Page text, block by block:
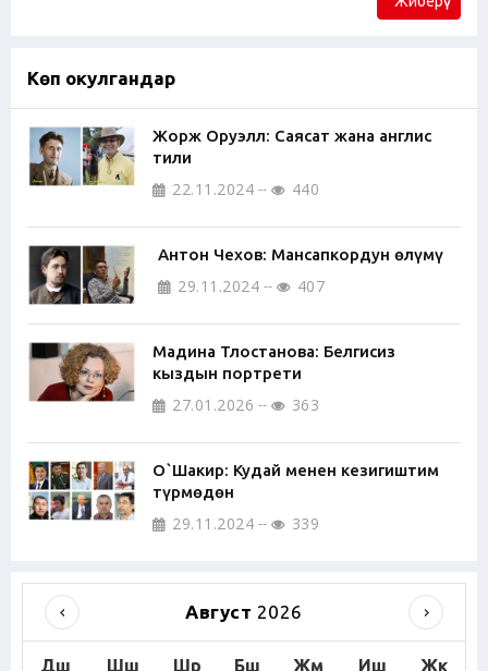
Көп окулгандар
Жорж Оруэлл: Саясат жана англис
тили
22.11.2024 440
Антон Чехов: Мансапкордун өлүмү
29.11.2024 407
Мадина Тлостанова: Белгисиз
кыздын портрети
27.01.2026 363
О`Шакир: Кудай менен кезигиштим
түрмөдөн
29.11.2024 339
Август 2026
Дш Шш Шр Бш Жм Иш Жк